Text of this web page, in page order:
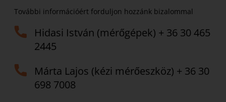
További információért forduljon hozzánk bizalommal
Hidasi István (mérőgépek) + 36 30 465
2445
Márta Lajos (kézi mérőeszköz) + 36 30
698 7008